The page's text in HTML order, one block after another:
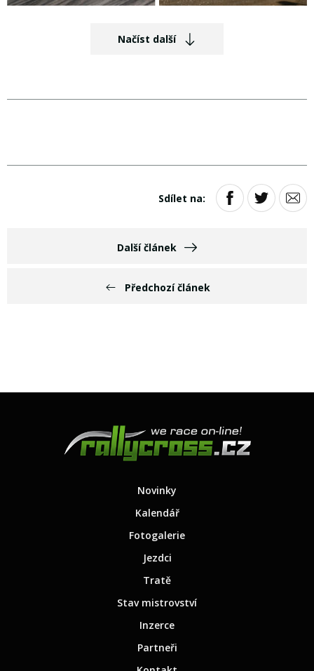
Načíst další
Předchozí článek
Sdílet na:
Další článek
Novinky
Kalendář
Fotogalerie
Jezdci
Tratě
Stav mistrovství
Inzerce
Partneři